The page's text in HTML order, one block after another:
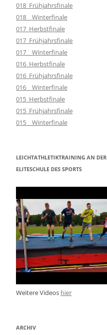
018_Frühjahrsfinale
018__Winterfinale
017_Herbstfinale
017_Frühjahrsfinale
017__Winterfinale
016_Herbstfinale
016_Frühjahrsfinale
016__Winterfinale
015_Herbstfinale
015_Frühjahrsfinale
015__Winterfinale
LEICHTATHLETIKTRAINING AN DER
ELITESCHULE DES SPORTS
Weitere Videos hier
ARCHIV